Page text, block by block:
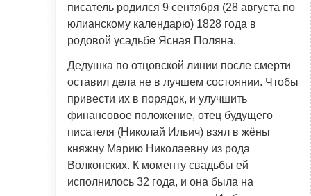
писатель родился 9 сентября (28 августа по
юлианскому календарю) 1828 года в
родовой усадьбе Ясная Поляна.
Дедушка по отцовской линии после смерти
оставил дела не в лучшем состоянии. Чтобы
привести их в порядок, и улучшить
финансовое положение, отец будущего
писателя (Николай Ильич) взял в жёны
княжну Марию Николаевну из рода
Волконских. К моменту свадьбы ей
исполнилось 32 года, и она была на